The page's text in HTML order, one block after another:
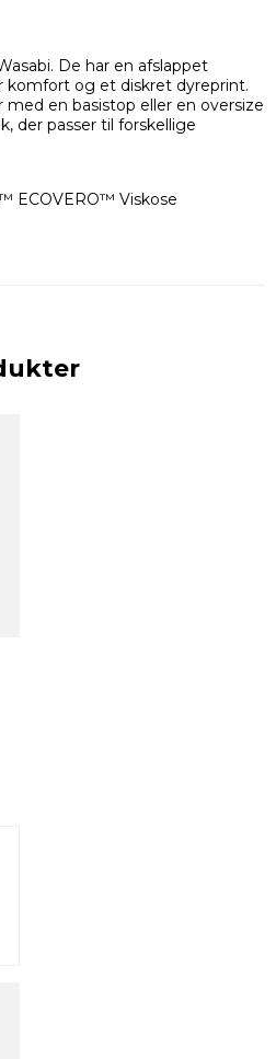
De har en afslappet
komfort og et diskret dyreprint.
med en basistop eller en oversize
der passer til forskellige
ECOVERO™ Viskose